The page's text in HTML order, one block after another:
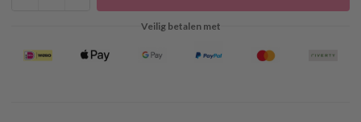
Veilig betalen met